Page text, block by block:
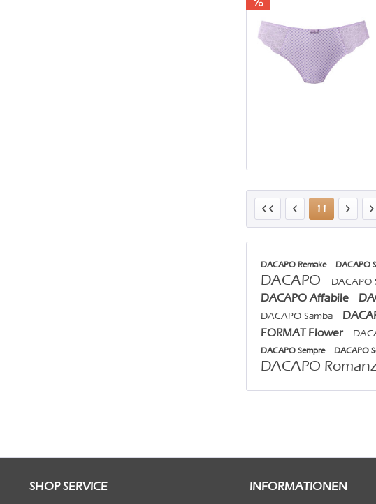
11
DACAPO Remake DACAPO
DACAPO DACAPO
DACAPO Affabile
DACAPO Samba
FORMAT Flower
DACAPO Sempre DACAPO
DACAPO
SHOP SERVICE INFORMATIONEN